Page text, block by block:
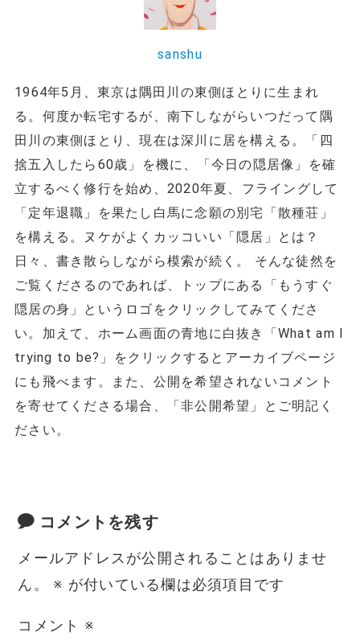
sanshu
1964年5月、東京は隅田川の東側ほとりに生まれ
る。何度か転宅するが、南下しながらいつだって隅
田川の東側ほとり、現在は深川に居を構える。「四
捨五入したら60歳」を機に、「今日の隠居像」を確
立するべく修行を始め、2020年夏、フライングして
「定年退職」を果たし白馬に念願の別宅「散種荘」
を構える。ヌケがよくカッコいい「隠居」とは？
日々、書き散らしながら模索が続く。 そんな徒然を
ご覧くださるのであれば、トップにある「もうすぐ
隠居の身」というロゴをクリックしてみてくださ
い。加えて、ホーム画面の青地に白抜き「What am I
trying to be?」をクリックするとアーカイブページ
にも飛べます。また、公開を希望されないコメント
を寄せてくださる場合、「非公開希望」とご明記く
ださい。
コメントを残す
メールアドレスが公開されることはありませ
ん。
※ が付いている欄は必須項目です
コメント ※